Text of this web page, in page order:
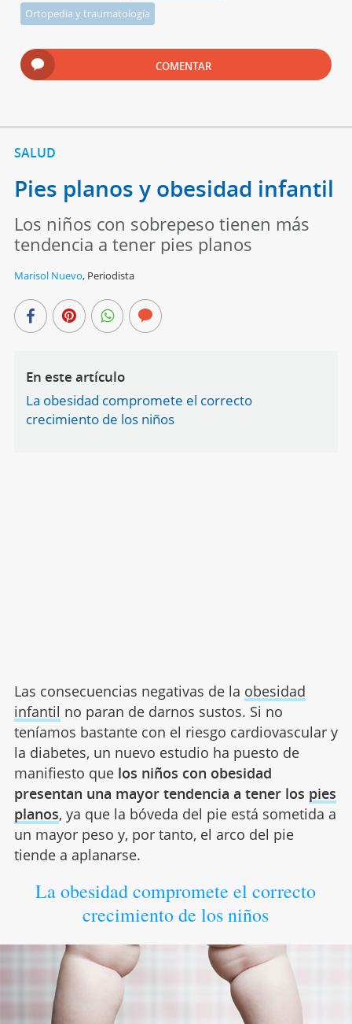
Ortopedia y traumatología
COMENTAR
SALUD
Pies planos y obesidad infantil
Los niños con sobrepeso tienen más
tendencia a tener pies planos
Marisol Nuevo, Periodista
En este artículo
La obesidad compromete el correcto
crecimiento de los niños
Las consecuencias negativas de la obesidad
infantil no paran de darnos sustos. Si no
teníamos bastante con el riesgo cardiovascular y
la diabetes, un nuevo estudio ha puesto de
manifiesto que los niños con obesidad
presentan una mayor tendencia a tener los pies
planos, ya que la bóveda del pie está sometida a
un mayor peso y, por tanto, el arco del pie
tiende a aplanarse.
La obesidad compromete el correcto
crecimiento de los niños